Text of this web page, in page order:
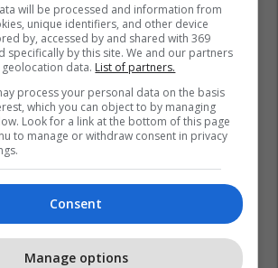
will be processed and information from
unique identifiers, and other device
by, accessed by and shared with 369
specifically by this site. We and our partners
data. List of partners.
process your personal data on the basis
which you can object to by managing
Look for a link at the bottom of this page
to manage or withdraw consent in privacy
Consent
Manage options